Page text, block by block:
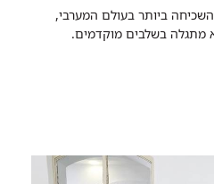
ביותר בעולם המערבי,
מתגלה בשלבים מוקדמים.